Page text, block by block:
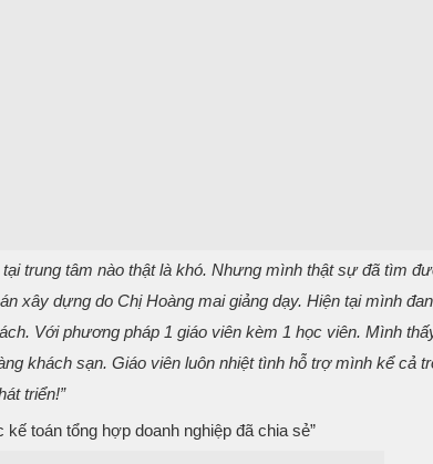
tại trung tâm nào thật là khó. Nhưng mình thật sự đã tìm
xây dựng do Chị Hoàng mai giảng dạy. Hiện tại mình
Với phương pháp 1 giáo viên kèm 1 học viên. Mình
khách sạn. Giáo viên luôn nhiệt tình hỗ trợ mình kể cả
triển!”
toán tổng hợp doanh nghiệp đã chia sẻ”